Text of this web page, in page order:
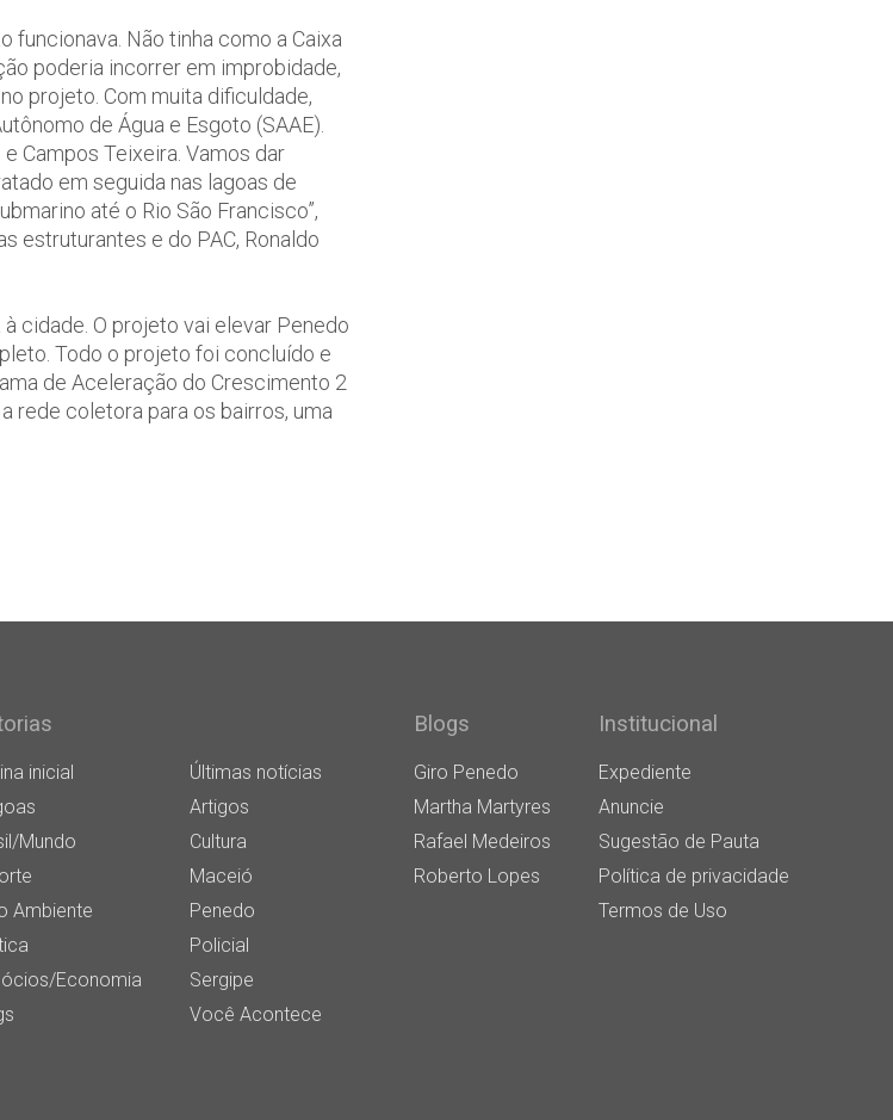
funcionava. Não tinha como a Caixa
poderia incorrer em improbidade,
projeto. Com muita dificuldade,
de Água e Esgoto (SAAE).
Campos Teixeira. Vamos dar
em seguida nas lagoas de
até o Rio São Francisco”,
estruturantes e do PAC, Ronaldo
cidade. O projeto vai elevar Penedo
Todo o projeto foi concluído e
de Aceleração do Crescimento 2
rede coletora para os bairros, uma
inicial
Últimas notícias
Artigos
Mundo
Cultura
Maceió
Ambiente
Penedo
Policial
Economia
Sergipe
Você Acontece
Blogs
Giro Penedo
Martha Martyres
Rafael Medeiros
Roberto Lopes
Institucional
Expediente
Anuncie
Sugestão de Pauta
Política de privacidade
Termos de Uso